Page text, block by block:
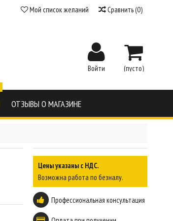
Сравнить(0)
Мой список желаний
(пусто)
Войти
ОТЗЫВЫ О МАГАЗИНЕ
Цены указаны с НДС.
Возможна работа по безналу.
Профессиональная консультация